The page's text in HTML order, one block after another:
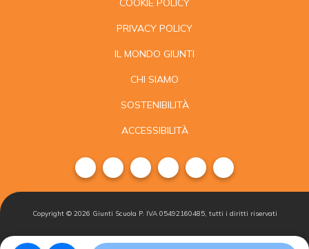
COOKIE POLICY
PRIVACY POLICY
IL MONDO GIUNTI
CHI SIAMO
SOSTENIBILITÀ
ACCESSIBILITÀ
Copyright © 2026 Giunti Scuola P. IVA 05492160485, tutti i diritti riservati
Condizioni di Gestisci i Iscriviti alla